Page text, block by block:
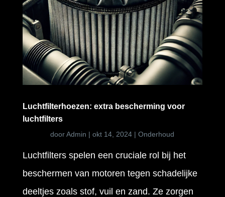
Luchtfilterhoezen: extra bescherming voor
luchtfilters
doorAdmin |okt 14, 2024 |Onderhoud
Luchtfilters spelen een cruciale rol bij het
beschermen van motoren tegen schadelijke
deeltjes zoals stof, vuil en zand. Ze zorgen